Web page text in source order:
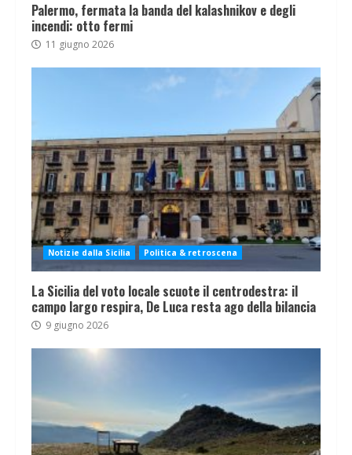
Palermo, fermata la banda del kalashnikov e degli
incendi: otto fermi
11 giugno 2026
Notizie dalla Sicilia Politica & retroscena
La Sicilia del voto locale scuote il centrodestra: il
campo largo respira, De Luca resta ago della bilancia
9 giugno 2026